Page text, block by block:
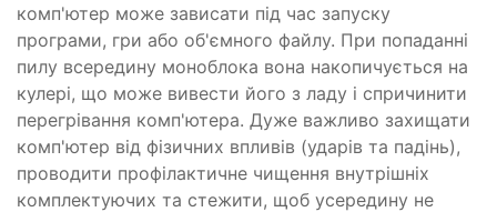
комп'ютер може зависати під час запуску
програми, гри або об'ємного файлу. При попаданні
пилу всередину моноблока вона накопичується на
кулері, що може вивести його з ладу і спричинити
перегрівання комп'ютера. Дуже важливо захищати
комп'ютер від фізичних впливів (ударів та падінь),
проводити профілактичне чищення внутрішніх
комплектуючих та стежити, щоб усередину не